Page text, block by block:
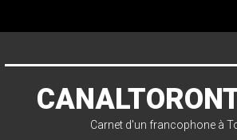
Carnet d'un francophone à